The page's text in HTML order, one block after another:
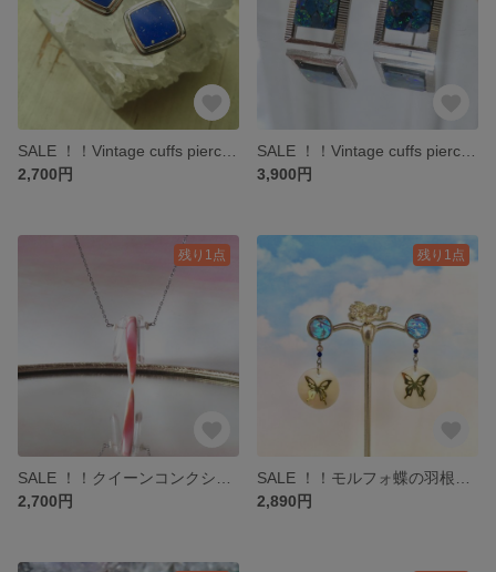
2,700円
3,900円
残り1点
2,700円
残り1点
2,890円